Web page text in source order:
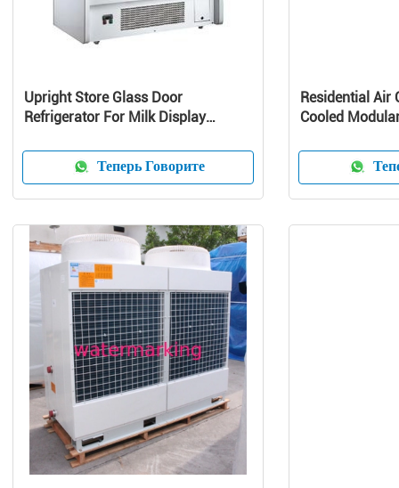
Upright Store Glass Door
Refrigerator For Milk Display
Теперь Говорите
Residential Air
Cooled